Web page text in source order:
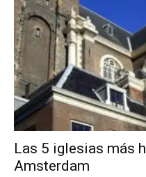
Las 5 iglesias más
Amsterdam